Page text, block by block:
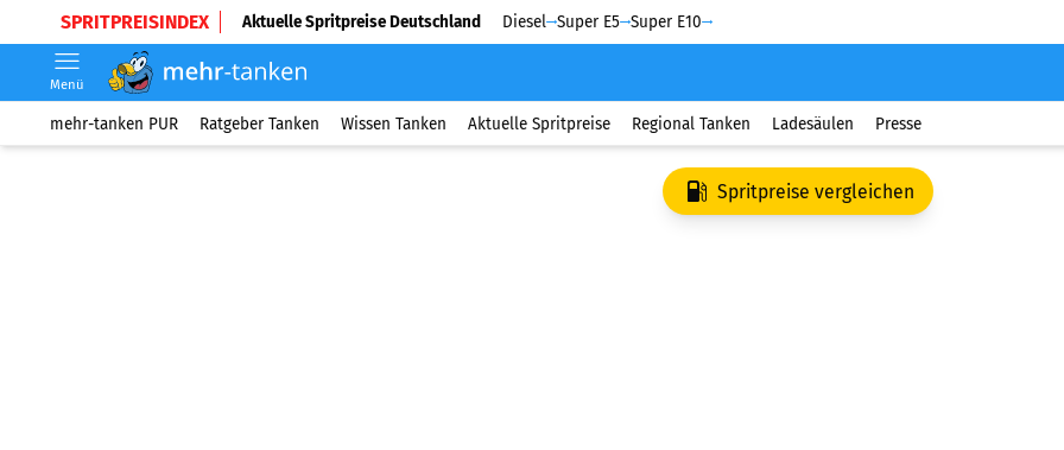
SPRITPREISINDEX Aktuelle Spritpreise Deutschland Diesel Super E5 Super E10
Menü
mehr-tanken PUR Ratgeber Tanken Wissen Tanken Aktuelle Spritpreise Regional Tanken Ladesäulen Presse
Spritpreise vergleichen